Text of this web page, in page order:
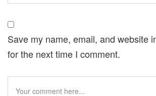
Save my name, email, and website
for the next time I comment.